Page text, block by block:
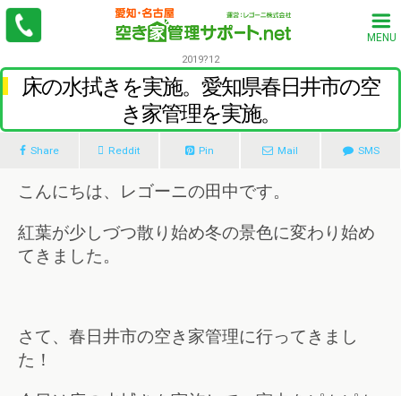
MENU
2019?12
床の水拭きを実施。愛知県春日井市の空
き家管理を実施。
Share Reddit Pin Mail SMS
こんにちは、レゴーニの田中です。
紅葉が少しづつ散り始め冬の景色に変わり始め
てきました。
さて、春日井市の空き家管理に行ってきまし
た！